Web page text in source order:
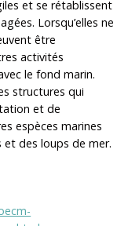
et se rétablissent
Lorsqu’elles ne
être
activités
le fond marin.
structures qui
et de
espèces marines
des loups de mer.